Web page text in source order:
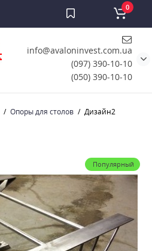
info@avaloninvest.com.ua
(097) 390-10-10
(050) 390-10-10
0
Опоры для столов Дизайн2
Популярный